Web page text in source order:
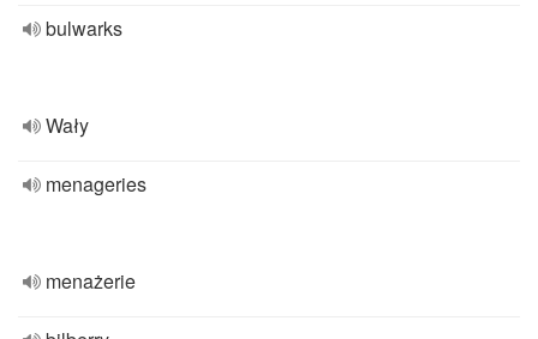
bulwarks
Wały
menageries
menażerie